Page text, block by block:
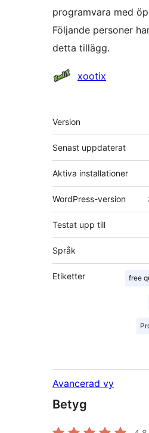
programvara med
Följande personer
detta tillägg.
Bidragande
xootix
Meta
Version
Senast uppdaterat
Aktiva installationer
WordPress-version
Testat upp till
Språk
Etiketter free
Avancerad vy
Betyg